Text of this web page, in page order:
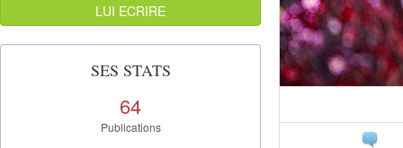
LUI ECRIRE
SES STATS
64
Publications